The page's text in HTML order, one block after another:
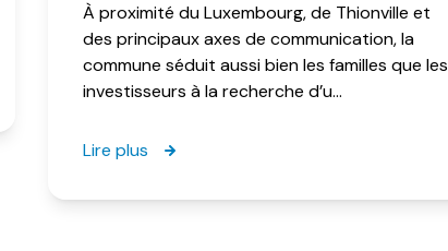
À proximité du Luxembourg, de Thionville et
des principaux axes de communication, la
commune séduit aussi bien les familles que les
investisseurs à la recherche d’u...
Lire plus